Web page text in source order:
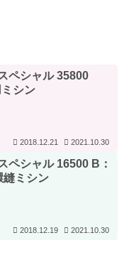
ペシャル 35800
シン
2018.12.21 2021.10.30
ペシャル 16500 B：
縫ミシン
2018.12.19 2021.10.30